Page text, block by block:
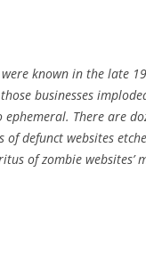
known in the late
businesses
ephemeral. There are
defunct websites
of zombie websites’